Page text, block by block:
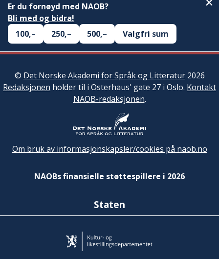
Er du fornøyd med NAOB?
Bli med og bidra!
100,–
250,– 500,– Valgfri sum
© Det Norske Akademi for Språk og Litteratur2026
Redaksjonen holder til i Osterhaus' gate 27 i Oslo. Kontakt
NAOB-redaksjonen.
Om bruk av informasjonskapsler/cookies på naob.no
NAOBs finansielle støttespillere i 2026
Staten